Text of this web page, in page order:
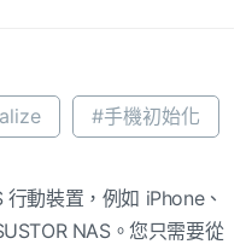
#手機初始化
動裝置，例如 iPhone、
NAS。您只需要從